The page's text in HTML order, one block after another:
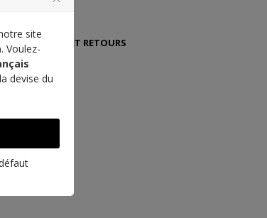
LIVRAISON ET RETOURS
site
. Voulez-
devise du